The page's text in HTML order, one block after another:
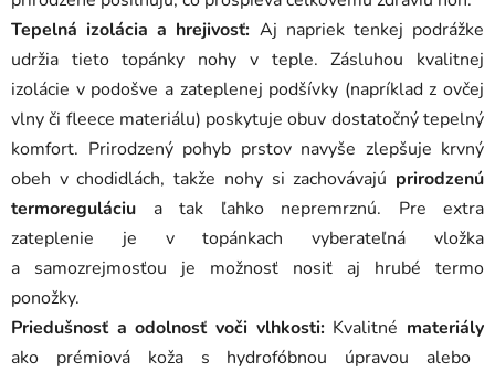
Tepelná izolácia a hrejivosť: Aj napriek tenkej podrážke
udržia tieto topánky nohy v teple. Zásluhou kvalitnej
izolácie v podošve a zateplenej podšívky (napríklad z ovčej
vlny či fleece materiálu) poskytuje obuv dostatočný tepelný
komfort. Prirodzený pohyb prstov navyše zlepšuje krvný
obeh v chodidlách, takže nohy si zachovávajú prirodzenú
termoreguláciu a tak ľahko nepremrznú. Pre extra
zateplenie je v topánkach vyberateľná vložka
a samozrejmosťou je možnosť nosiť aj hrubé termo
ponožky.
Priedušnosť a odolnosť voči vlhkosti:Kvalitné materiály
ako prémiová koža s hydrofóbnou úpravou alebo